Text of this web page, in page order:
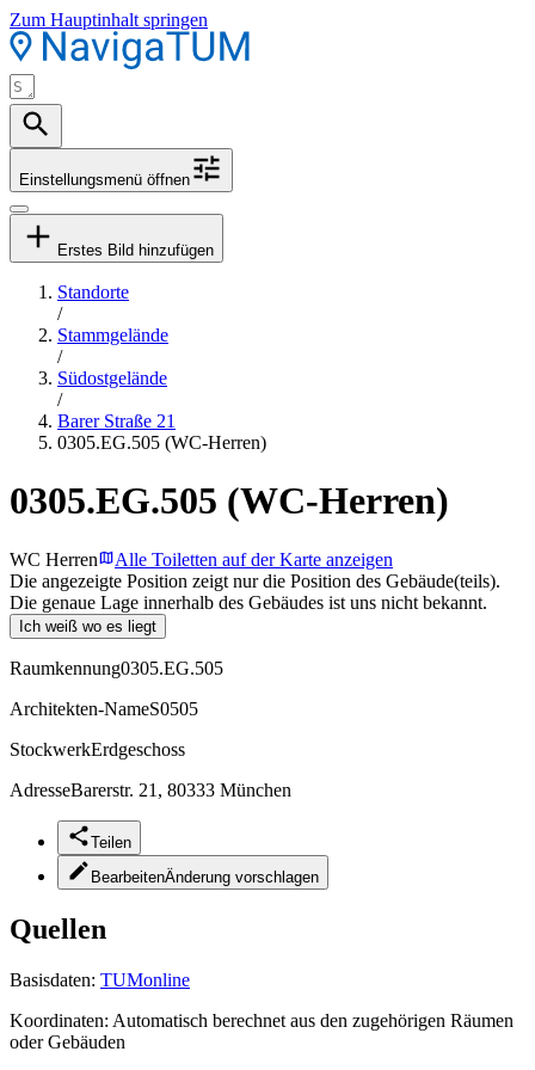
Zum Hauptinhalt springen
Einstellungsmenü öffnen
Erstes Bild hinzufügen
Standorte
/
Stammgelände
/
Südostgelände
/
Barer Straße 21
0305.EG.505 (WC-Herren)
0305.EG.505 (WC-Herren)
WC Herren
Alle Toiletten auf der Karte anzeigen
Die angezeigte Position zeigt nur die Position des Gebäude(teils).
Die genaue Lage innerhalb des Gebäudes ist uns nicht bekannt.
Ich weiß wo es liegt
Raumkennung0305.EG.505
Architekten-NameS0505
StockwerkErdgeschoss
AdresseBarerstr. 21, 80333 München
Teilen
BearbeitenÄnderung vorschlagen
Quellen
Basisdaten: TUMonline
Koordinaten: Automatisch berechnet aus den zugehörigen Räumen
oder Gebäuden